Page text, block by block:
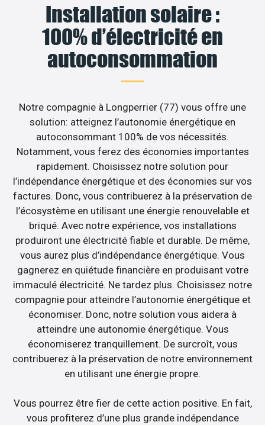
Installation solaire :
100% d’électricité en
autoconsommation
Notre compagnie à Longperrier (77) vous offre une
solution: atteignez l’autonomie énergétique en
autoconsommant 100% de vos nécessités.
Notamment, vous ferez des économies importantes
rapidement. Choisissez notre solution pour
l’indépendance énergétique et des économies sur vos
factures. Donc, vous contribuerez à la préservation de
l’écosystème en utilisant une énergie renouvelable et
briqué. Avec notre expérience, vos installations
produiront une électricité fiable et durable. De même,
vous aurez plus d’indépendance énergétique. Vous
gagnerez en quiétude financière en produisant votre
immaculé électricité. Ne tardez plus. Choisissez notre
compagnie pour atteindre l’autonomie énergétique et
économiser. Donc, notre solution vous aidera à
atteindre une autonomie énergétique. Vous
économiserez tranquillement. De surcroît, vous
contribuerez à la préservation de notre environnement
en utilisant une énergie propre.
Vous pourrez être fier de cette action positive. En fait,
vous profiterez d’une plus grande indépendance